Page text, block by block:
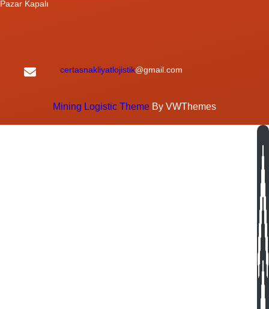
Pazar Kapalı
certasnakliyatlojistik@gmail.com
Mining Logistic Theme By VWThemes